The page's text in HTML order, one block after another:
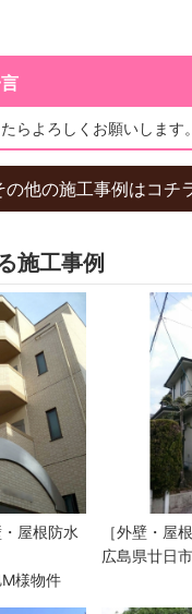
らよろしくお願いします。
の他の施工事例はコチ
施工事例
・屋根防水
様物件
［外壁・屋
広島県廿日